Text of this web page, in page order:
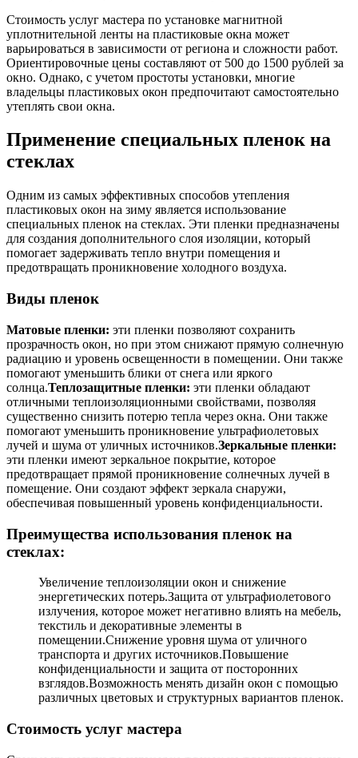
Стоимость услуг мастера по установке магнитной
уплотнительной ленты на пластиковые окна может
варьироваться в зависимости от региона и сложности работ.
Ориентировочные цены составляют от 500 до 1500 рублей за
окно. Однако, с учетом простоты установки, многие
владельцы пластиковых окон предпочитают самостоятельно
утеплять свои окна.
Применение специальных пленок на
стеклах
Одним из самых эффективных способов утепления
пластиковых окон на зиму является использование
специальных пленок на стеклах. Эти пленки предназначены
для создания дополнительного слоя изоляции, который
помогает задерживать тепло внутри помещения и
предотвращать проникновение холодного воздуха.
Виды пленок
Матовые пленки: эти пленки позволяют сохранить
прозрачность окон, но при этом снижают прямую солнечную
радиацию и уровень освещенности в помещении. Они также
помогают уменьшить блики от снега или яркого
солнца.Теплозащитные пленки: эти пленки обладают
отличными теплоизоляционными свойствами, позволяя
существенно снизить потерю тепла через окна. Они также
помогают уменьшить проникновение ультрафиолетовых
лучей и шума от уличных источников.Зеркальные пленки:
эти пленки имеют зеркальное покрытие, которое
предотвращает прямой проникновение солнечных лучей в
помещение. Они создают эффект зеркала снаружи,
обеспечивая повышенный уровень конфиденциальности.
Преимущества использования пленок на
стеклах:
Увеличение теплоизоляции окон и снижение
энергетических потерь.Защита от ультрафиолетового
излучения, которое может негативно влиять на мебель,
текстиль и декоративные элементы в
помещении.Снижение уровня шума от уличного
транспорта и других источников.Повышение
конфиденциальности и защита от посторонних
взглядов.Возможность менять дизайн окон с помощью
различных цветовых и структурных вариантов пленок.
Стоимость услуг мастера